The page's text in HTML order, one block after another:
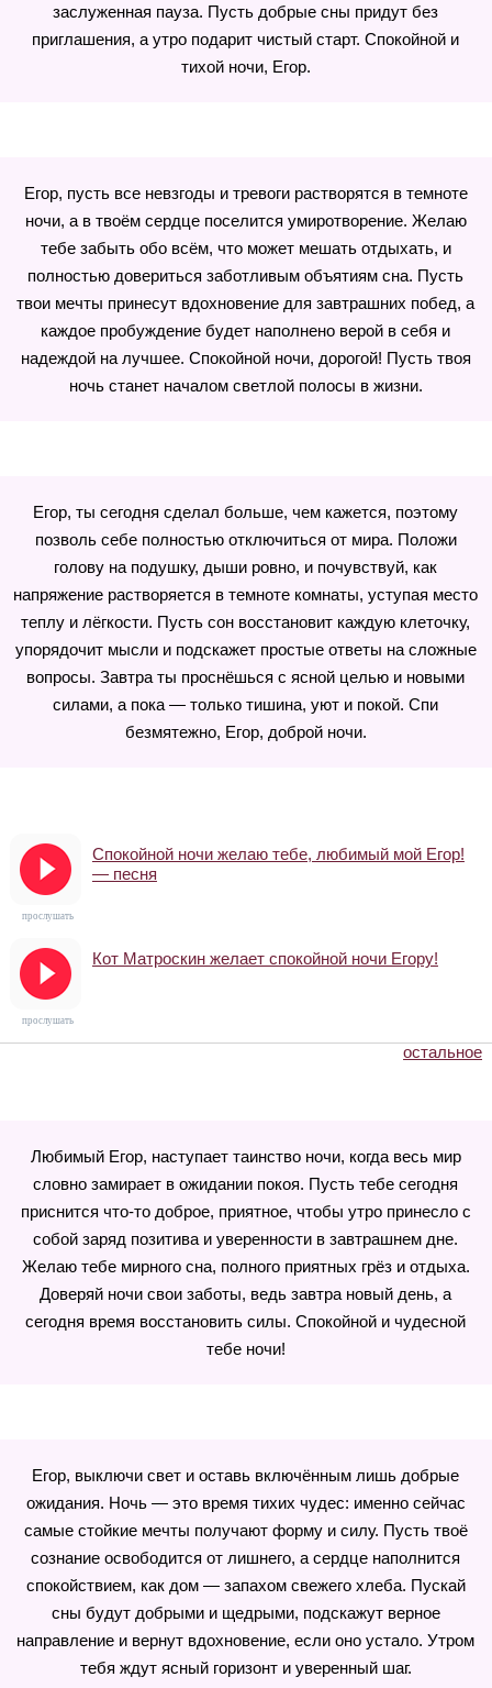
заслуженная пауза. Пусть добрые сны придут без
приглашения, а утро подарит чистый старт. Спокойной и
тихой ночи, Егор.
Егор, пусть все невзгоды и тревоги растворятся в темноте
ночи, а в твоём сердце поселится умиротворение. Желаю
тебе забыть обо всём, что может мешать отдыхать, и
полностью довериться заботливым объятиям сна. Пусть
твои мечты принесут вдохновение для завтрашних побед, а
каждое пробуждение будет наполнено верой в себя и
надеждой на лучшее. Спокойной ночи, дорогой! Пусть твоя
ночь станет началом светлой полосы в жизни.
Егор, ты сегодня сделал больше, чем кажется, поэтому
позволь себе полностью отключиться от мира. Положи
голову на подушку, дыши ровно, и почувствуй, как
напряжение растворяется в темноте комнаты, уступая место
теплу и лёгкости. Пусть сон восстановит каждую клеточку,
упорядочит мысли и подскажет простые ответы на сложные
вопросы. Завтра ты проснёшься с ясной целью и новыми
силами, а пока — только тишина, уют и покой. Спи
безмятежно, Егор, доброй ночи.
Спокойной ночи желаю тебе, любимый мой Егор!
— песня
прослушать
Кот Матроскин желает спокойной ночи Егору!
прослушать
остальное
Любимый Егор, наступает таинство ночи, когда весь мир
словно замирает в ожидании покоя. Пусть тебе сегодня
приснится что-то доброе, приятное, чтобы утро принесло с
собой заряд позитива и уверенности в завтрашнем дне.
Желаю тебе мирного сна, полного приятных грёз и отдыха.
Доверяй ночи свои заботы, ведь завтра новый день, а
сегодня время восстановить силы. Спокойной и чудесной
тебе ночи!
Егор, выключи свет и оставь включённым лишь добрые
ожидания. Ночь — это время тихих чудес: именно сейчас
самые стойкие мечты получают форму и силу. Пусть твоё
сознание освободится от лишнего, а сердце наполнится
спокойствием, как дом — запахом свежего хлеба. Пускай
сны будут добрыми и щедрыми, подскажут верное
направление и вернут вдохновение, если оно устало. Утром
тебя ждут ясный горизонт и уверенный шаг.